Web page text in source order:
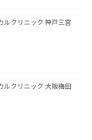
ルクリニック 神戸三宮
ルクリニック 大阪梅田